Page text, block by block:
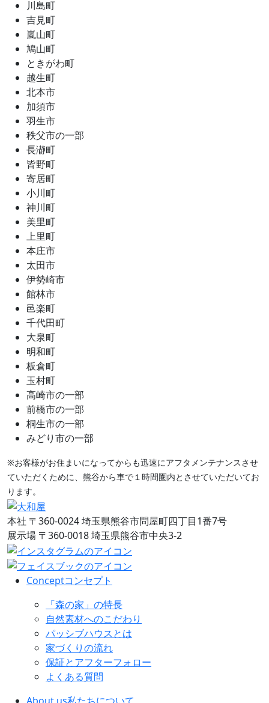
川島町
吉見町
嵐山町
鳩山町
ときがわ町
越生町
北本市
加須市
羽生市
秩父市の一部
長瀞町
皆野町
寄居町
小川町
神川町
美里町
上里町
本庄市
太田市
伊勢崎市
館林市
邑楽町
千代田町
大泉町
明和町
板倉町
玉村町
高崎市の一部
前橋市の一部
桐生市の一部
みどり市の一部
※お客様がお住まいになってからも迅速にアフタメンテナンスさせ
ていただくために、熊谷から車で１時間圏内とさせていただいてお
ります。
本社 〒360-0024 埼玉県熊谷市問屋町四丁目1番7号
展示場 〒360-0018 埼玉県熊谷市中央3-2
Conceptコンセプト
「森の家」の特長
自然素材へのこだわり
パッシブハウスとは
家づくりの流れ
保証とアフターフォロー
よくある質問